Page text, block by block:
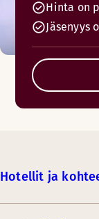
Hinta on
Jäsenyys
Hotellit ja